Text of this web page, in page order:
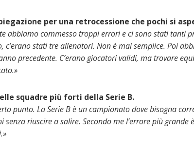
per una retrocessione che pochi si
abbiamo commesso troppi errori e ci sono stati tanti
c’erano stati tre allenatori. Non è mai semplice. Poi
precedente. C’erano giocatori validi, ma trovare
squadre più forti della Serie B.
punto. La Serie B è un campionato dove bisogna
senza riuscire a salire. Secondo me l’errore più